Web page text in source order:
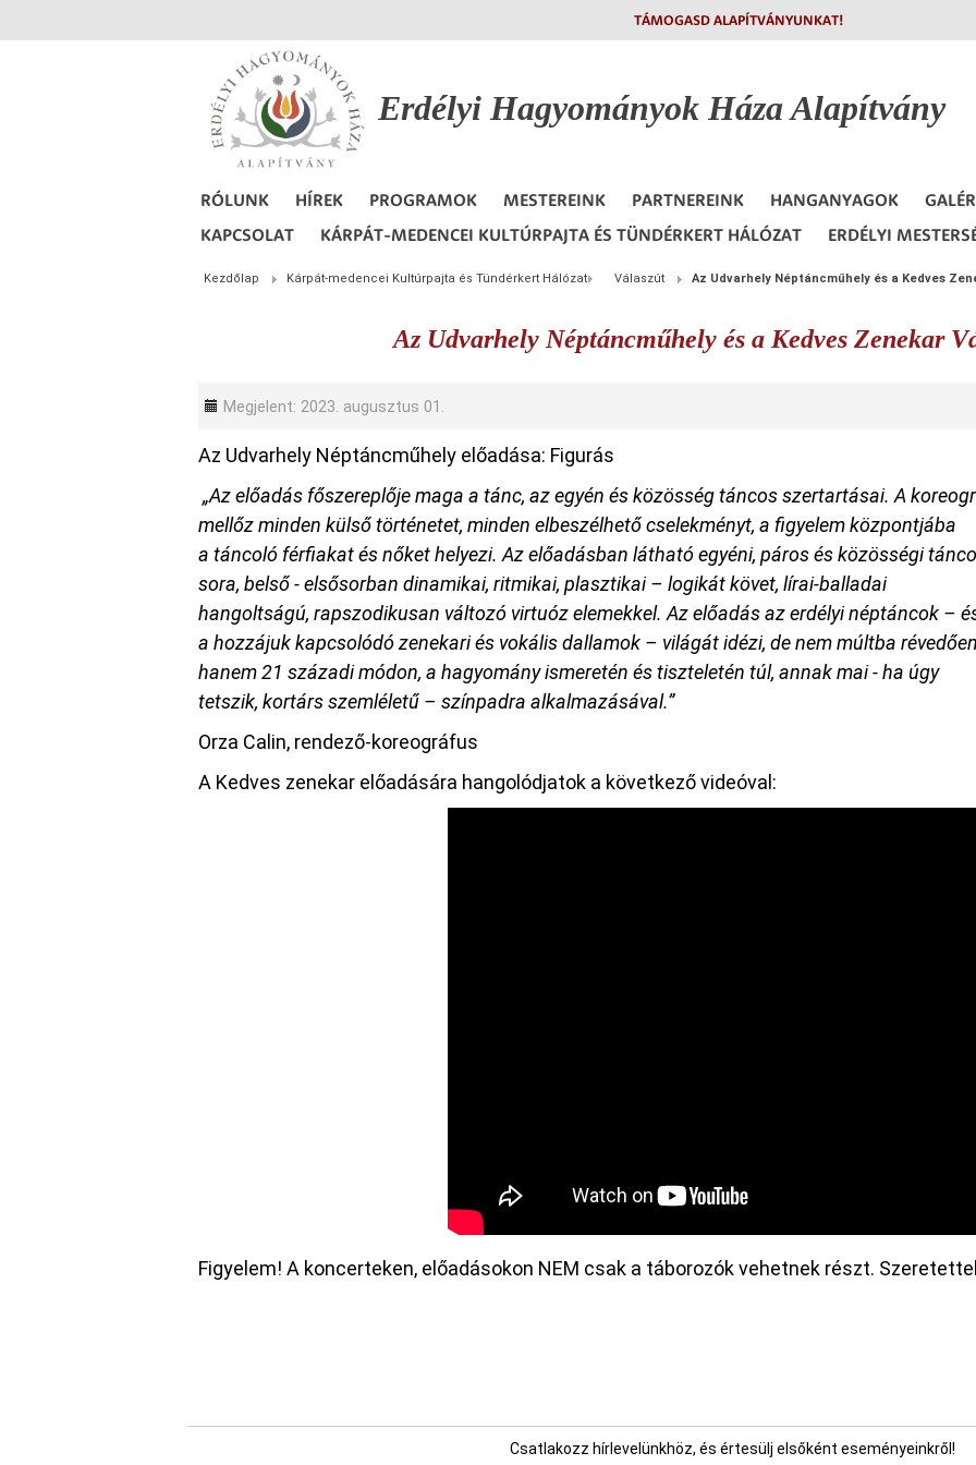
TÁMOGASD ALAPÍTVÁNYUNKAT!
Erdélyi Hagyományok Háza Alapítvány
RÓLUNK HÍREK PROGRAMOK MESTEREINK PARTNEREINK HANGANYAGOK
KAPCSOLAT
KÁRPÁT-MEDENCEI KULTÚRPAJTA ÉS TÜNDÉRKERT HÁLÓZAT ERDÉLYI
Kezdőlap Kárpát-medencei Kultúrpajta és Tündérkert Hálózat Válaszút Az Udvarhely Néptáncműhely és a Kedves
Az Udvarhely Néptáncműhely és a Kedves Zenekar
Megjelent: 2023. augusztus 01.
Az Udvarhely Néptáncműhely előadása: Figurás
„Az előadás főszereplője maga a tánc, az egyén és közösség táncos szertartásai. A
mellőz minden külső történetet, minden elbeszélhető cselekményt, a figyelem központjába
a táncoló férfiakat és nőket helyezi. Az előadásban látható egyéni, páros és közösségi
sora, belső - elsősorban dinamikai, ritmikai, plasztikai – logikát követ, lírai-balladai
hangoltságú, rapszodikusan változó virtuóz elemekkel. Az előadás az erdélyi néptáncok –
a hozzájuk kapcsolódó zenekari és vokális dallamok – világát idézi, de nem múltba
hanem 21 századi módon, a hagyomány ismeretén és tiszteletén túl, annak mai - ha úgy
tetszik, kortárs szemléletű – színpadra alkalmazásával.”
Orza Calin, rendező-koreográfus
A Kedves zenekar előadására hangolódjatok a következő videóval:
Figyelem! A koncerteken, előadásokon NEM csak a táborozók vehetnek részt.
Csatlakozz hírlevelünkhöz, és értesülj elsőként eseményeinkről!